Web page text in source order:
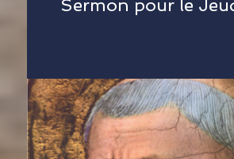
Sermon pour le